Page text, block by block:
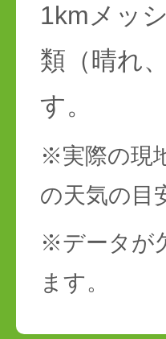
1kmメッ
類（晴れ
す。
※実際の現
の天気の目
※データが
ます。